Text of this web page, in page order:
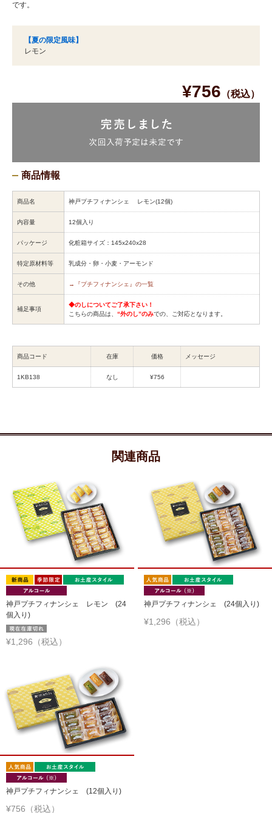
です。
【夏の限定風味】
レモン
¥756 （税込）
商品情報
商品名 神戸プチフィナンシェ レモン(12個)
内容量 12個入り
パッケージ 化粧箱サイズ：145x240x28
特定原材料等 乳成分・卵・小麦・アーモンド
その他 →『プチフィナンシェ』の一覧
補足事項
◆のしについてご了承下さい！
こちらの商品は、 “外のし”のみでの、ご対応となります。
商品コード 在庫 価格 メッセージ
1KB138 なし ¥756
関連商品
神戸プチフィナンシェ レモン (24
個入り)
¥1,296（税込）
神戸プチフィナンシェ (24個入り)
¥1,296（税込）
神戸プチフィナンシェ (12個入り)
¥756（税込）